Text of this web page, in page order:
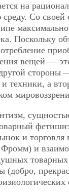
на
Со
Поскольку
вещей —
стороны
и техники, а
и
и